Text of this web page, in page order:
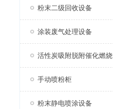
粉末二级回收设备
涂装废气处理设备
活性炭吸附脱附催化燃烧
手动喷粉柜
粉末静电喷涂设备